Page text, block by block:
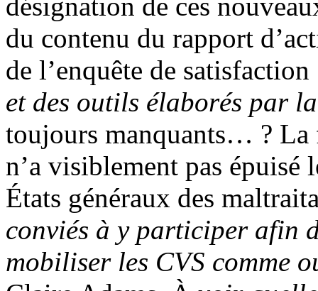
du contenu du rapport
de l’enquête de satisfaction
et des outils élaborés par
toujours manquants… ?
n’a visiblement pas épuisé
États généraux des
conviés à y participer afin
mobiliser les CVS comme